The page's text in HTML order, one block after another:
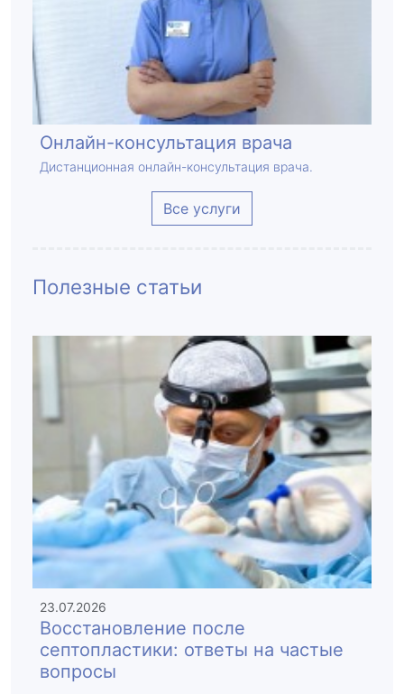
Онлайн-консультация врача
Дистанционная онлайн-консультация врача.
Все услуги
Полезные статьи
23.07.2026
Восстановление после
септопластики: ответы на частые
вопросы